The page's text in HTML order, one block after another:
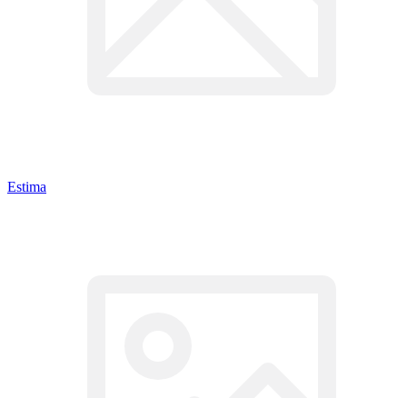
Estima